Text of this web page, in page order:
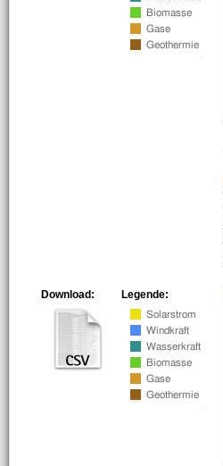
Legende:
Download: